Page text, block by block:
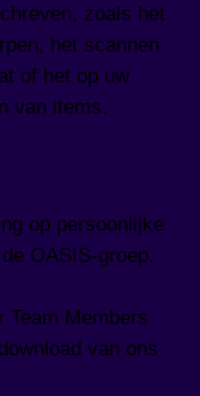
zoals het
het scannen
of het op uw
van items.
op persoonlijke
OASIS-groep.
Members
van ons